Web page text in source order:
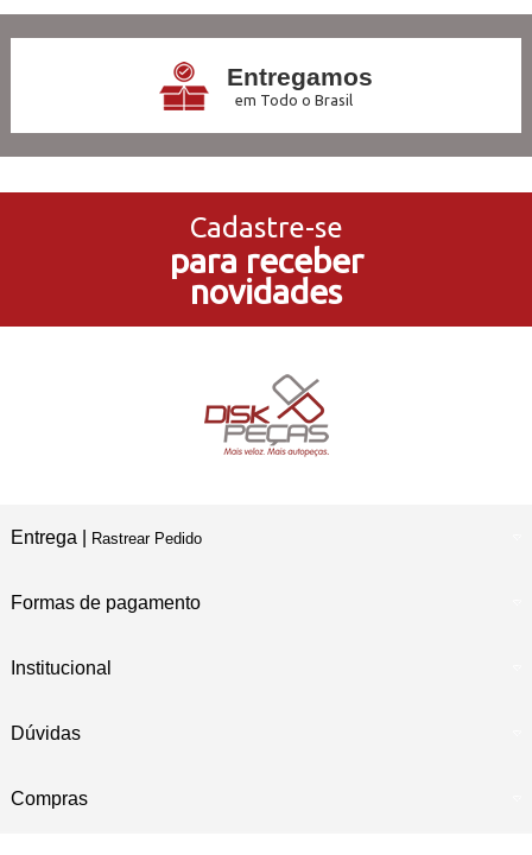
Entregamos
em Todo o Brasil
no Cartão de Crédito
5% de Desconto
no Pagamento PIX
Em Nossas Lojas Físicas
Cadastre-se
para receber
novidades
Entrega | Rastrear Pedido
Formas de pagamento
Institucional
Dúvidas
Compras